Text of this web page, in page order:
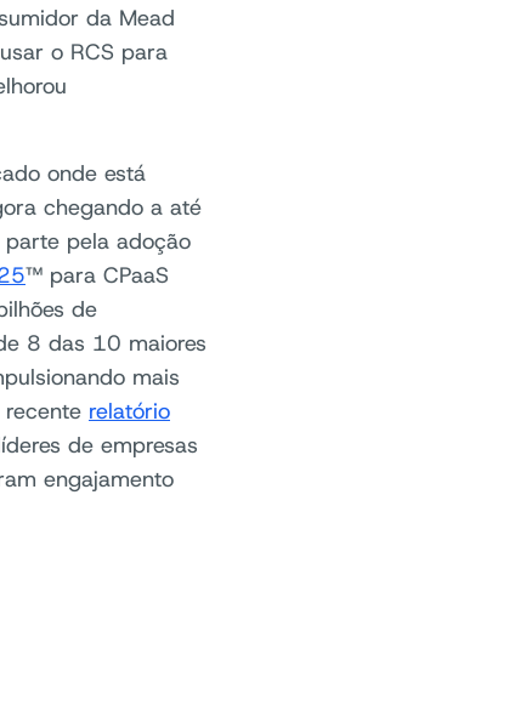
da Mead
o RCS para
onde está
chegando a até
pela adoção
™ para CPaaS
de
8 das 10 maiores
mais
relatório
de empresas
engajamento